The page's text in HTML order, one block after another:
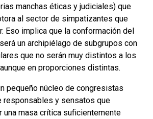
manchas éticas y judiciales) que
al sector de simpatizantes que
Eso implica que la conformación del
un archipiélago de subgrupos con
que no serán muy distintos a los
en proporciones distintas.
pequeño núcleo de congresistas
responsables y sensatos que
una masa crítica suficientemente